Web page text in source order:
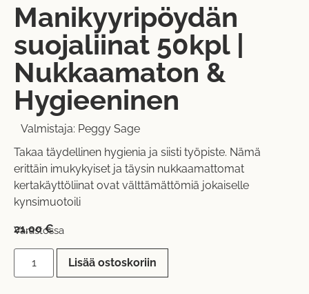
Manikyyripöydän
suojaliinat 50kpl |
Nukkaamaton &
Hygieeninen
Valmistaja: Peggy Sage
Takaa täydellinen hygienia ja siisti työpiste. Nämä
erittäin imukykyiset ja täysin nukkaamattomat
kertakäyttöliinat ovat välttämättömiä jokaiselle
kynsimuotoili
21,00€
Varastossa
Lisää ostoskoriin